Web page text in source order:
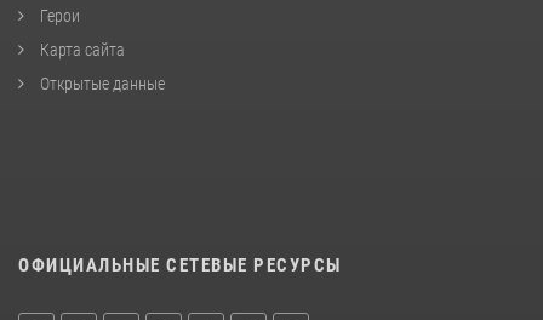
Герои
Карта сайта
Открытые данные
ОФИЦИАЛЬНЫЕ СЕТЕВЫЕ РЕСУРСЫ